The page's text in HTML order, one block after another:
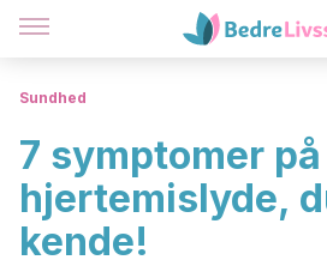
Sundhed
7 symptomer på
hjertemislyde,
kende!